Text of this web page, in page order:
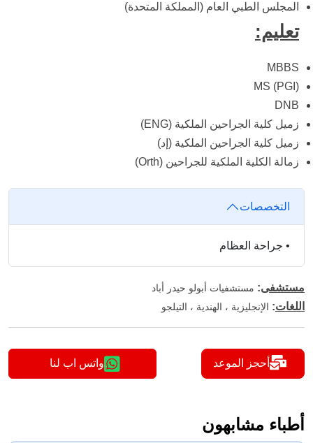
المجلس الطبي العام (المملكة المتحدة)
تعليم:
MBBS
MS (PGI)
DNB
زميل كلية الجراحين الملكية (ENG)
زميل كلية الجراحين الملكية (إد)
زمالة الكلية الملكية للجراحين (Orth)
التخصصات
• جراحة العظام
مستشفى: مستشفيات أبولو حيدر أباد
اللغات: الإنجليزية ، الهندية ، التيلجو
أحجز الموعد واتس اب لنا
أطباء مشابهون